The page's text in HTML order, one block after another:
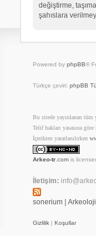
değiştirme,
şahıslara
Powered by phpBB®
Türkçe çeviri: phpBB
Bu sitede yayınlanan tüm
Telif hakları yasasına
İçerikten yararlanılırken
Arkeo-tr.comis
İletişim:
sonerium Arkeoloji
Gizlilik| Koşullar